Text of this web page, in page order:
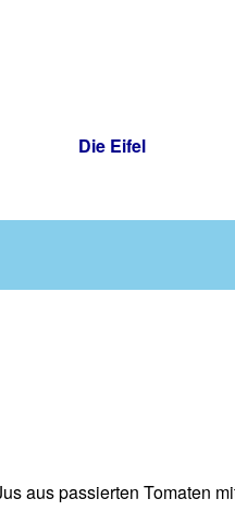
Die Eifel
aus passierten Tomaten